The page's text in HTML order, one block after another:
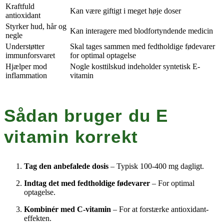
Kraftfuld
antioxidant
Kan være giftigt i meget høje doser
Styrker hud, hår og
negle
Kan interagere med blodfortyndende medicin
Understøtter
immunforsvaret
Skal tages sammen med fedtholdige fødevarer
for optimal optagelse
Hjælper mod
inflammation
Nogle kosttilskud indeholder syntetisk E-
vitamin
Sådan bruger du E
vitamin korrekt
Tag den anbefalede dosis – Typisk 100-400 mg dagligt.
Indtag det med fedtholdige fødevarer – For optimal
optagelse.
Kombinér med C-vitamin – For at forstærke antioxidant-
effekten.